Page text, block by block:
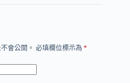
會公開。 必填欄位標示為 *